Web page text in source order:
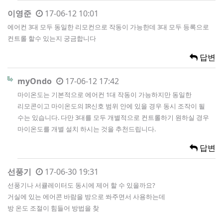
이영준 17-06-12 10:01
에어컨 3대 모두 동일한 리모컨으로 작동이 가능한데 3대 모두 등록으로
컨트롤 할수 있는지 궁금합니다
답변
myOndo 17-06-12 17:42
마이온도는 기본적으로 에어컨 1대 작동이 가능하지만 동일한
리모콘이고 마이온도의 IR신호 범위 안에 있을 경우 동시 조작이 될
수는 있습니다. 다만 3대를 모두 개별적으로 컨트롤하기 원하실 경우
마이온도를 개별 설치 하시는 것을 추천드립니다.
답변
선풍기 17-06-30 19:31
선풍기나 서큘레이터도 동시에 제어 할 수 있을까요?
거실에 있는 에어콘 바람을 방으로 쏴주면서 사용하는데
방 온도 조절이 힘들어 방법을 찾